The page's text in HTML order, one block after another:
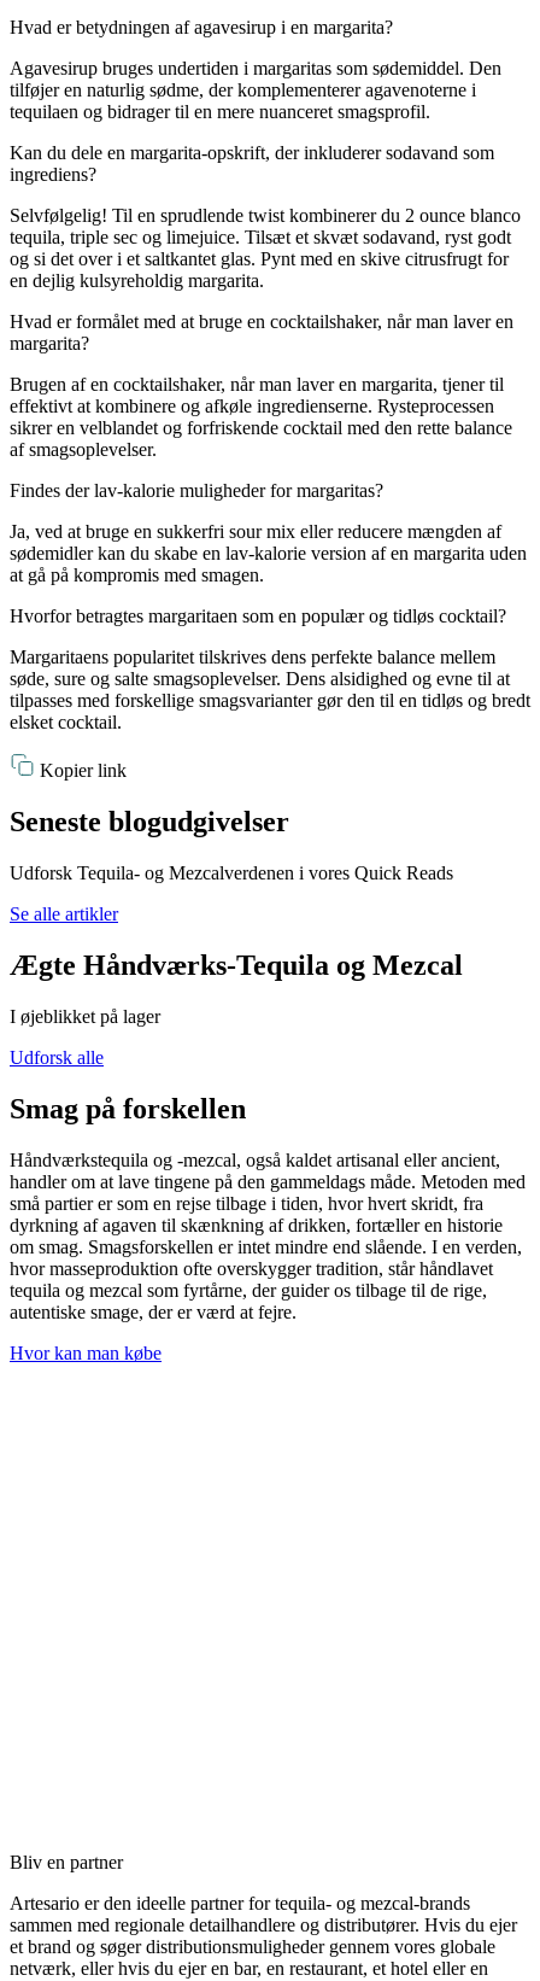
Hvad er betydningen af agavesirup i en margarita?
Agavesirup bruges undertiden i margaritas som sødemiddel. Den
tilføjer en naturlig sødme, der komplementerer agavenoterne i
tequilaen og bidrager til en mere nuanceret smagsprofil.
Kan du dele en margarita-opskrift, der inkluderer sodavand som
ingrediens?
Selvfølgelig! Til en sprudlende twist kombinerer du 2 ounce blanco
tequila, triple sec og limejuice. Tilsæt et skvæt sodavand, ryst godt
og si det over i et saltkantet glas. Pynt med en skive citrusfrugt for
en dejlig kulsyreholdig margarita.
Hvad er formålet med at bruge en cocktailshaker, når man laver en
margarita?
Brugen af en cocktailshaker, når man laver en margarita, tjener til
effektivt at kombinere og afkøle ingredienserne. Rysteprocessen
sikrer en velblandet og forfriskende cocktail med den rette balance
af smagsoplevelser.
Findes der lav-kalorie muligheder for margaritas?
Ja, ved at bruge en sukkerfri sour mix eller reducere mængden af
sødemidler kan du skabe en lav-kalorie version af en margarita uden
at gå på kompromis med smagen.
Hvorfor betragtes margaritaen som en populær og tidløs cocktail?
Margaritaens popularitet tilskrives dens perfekte balance mellem
søde, sure og salte smagsoplevelser. Dens alsidighed og evne til at
tilpasses med forskellige smagsvarianter gør den til en tidløs og bredt
elsket cocktail.
Kopier link
Seneste blogudgivelser
Udforsk Tequila- og Mezcalverdenen i vores Quick Reads
Se alle artikler
Ægte Håndværks-Tequila og Mezcal
I øjeblikket på lager
Udforsk alle
Smag på forskellen
Håndværkstequila og -mezcal, også kaldet artisanal eller ancient,
handler om at lave tingene på den gammeldags måde. Metoden med
små partier er som en rejse tilbage i tiden, hvor hvert skridt, fra
dyrkning af agaven til skænkning af drikken, fortæller en historie
om smag. Smagsforskellen er intet mindre end slående. I en verden,
hvor masseproduktion ofte overskygger tradition, står håndlavet
tequila og mezcal som fyrtårne, der guider os tilbage til de rige,
autentiske smage, der er værd at fejre.
Hvor kan man købe
Bliv en partner
Artesario er den ideelle partner for tequila- og mezcal-brands
sammen med regionale detailhandlere og distributører. Hvis du ejer
et brand og søger distributionsmuligheder gennem vores globale
netværk, eller hvis du ejer en bar, en restaurant, et hotel eller en